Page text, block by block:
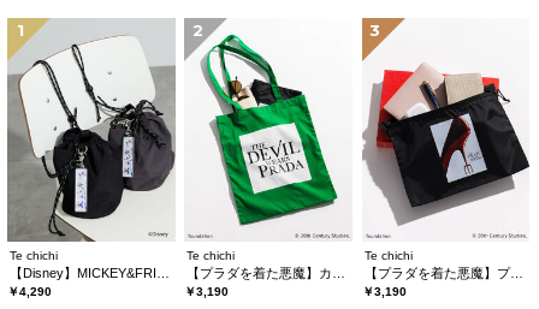
1
Te chichi
￥4,290
2
Te chichi
￥3,190
3
Te chichi
【プラダを着た悪魔】プリントフラットポーチ
￥3,190